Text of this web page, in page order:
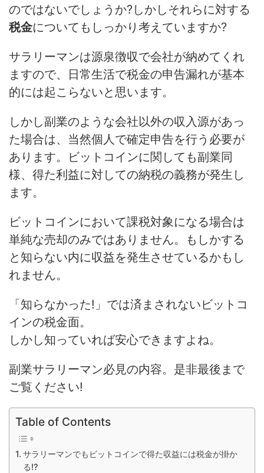
のではないでしょうか?しかしそれらに対する
税金についてもしっかり考えていますか?
サラリーマンは源泉徴収で会社が納めてくれ
ますので、日常生活で税金の申告漏れが基本
的には起こらないと思います。
しかし副業のような会社以外の収入源があっ
た場合は、当然個人で確定申告を行う必要が
あります。ビットコインに関しても副業同
様、得た利益に対しての納税の義務が発生し
ます。
ビットコインにおいて課税対象になる場合は
単純な売却のみではありません。もしかする
と知らない内に収益を発生させているかもし
れません。
「知らなかった!」では済まされないビットコ
インの税金面。
しかし知っていれば安心できますよね。
副業サラリーマン必見の内容。是非最後まで
ご覧ください!
Table of Contents
サラリーマンでもビットコインで得た収益には税金が掛か
る!?